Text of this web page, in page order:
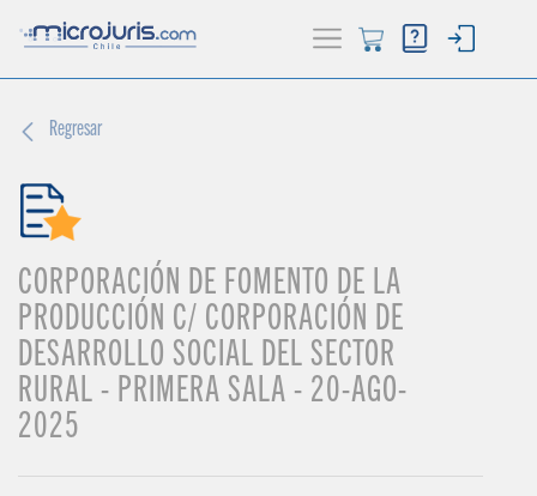
ACTUALIDAD
BUSCADOR
HERRAMIENTAS
Regresar
CORPORACIÓN DE FOMENTO DE LA
PRODUCCIÓN C/ CORPORACIÓN DE
DESARROLLO SOCIAL DEL SECTOR
RURAL - PRIMERA SALA - 20-AGO-
2025